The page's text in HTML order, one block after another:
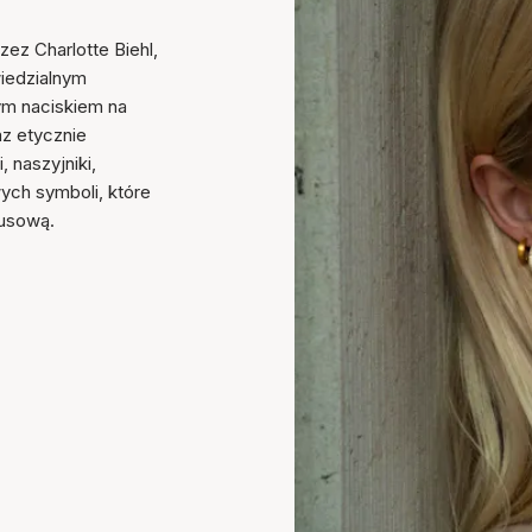
Charlotte Biehl,
naciskiem na
etycznie
naszyjniki,
symboli, które